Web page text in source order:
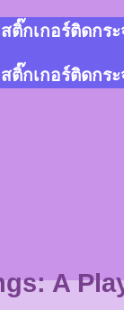
เกอร์ติดกร
เกอร์ติดกร
A